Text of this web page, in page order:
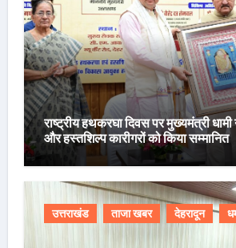
राष्ट्रीय हथकरघा दिवस पर मुख्यमंत्री
और हस्तशिल्प कारीगरों को किया सम्मानित
उत्तराखंड ताजा खबर देहरादून